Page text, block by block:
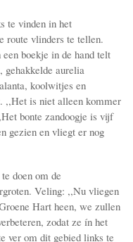
te vinden in het
route vlinders te tellen.
boekje in de hand telt
gehakkelde aurelia
koolwitjes en
,,Het is niet alleen kommer
bonte zandoogje is vijf
gezien en vliegt er nog
doen om de
Veling: ,,Nu vliegen
Hart heen, we zullen
zodat ze ín het
ver om dit gebied links te